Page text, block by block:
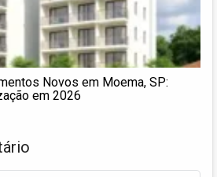
Novos em Moema, SP:
em 2026